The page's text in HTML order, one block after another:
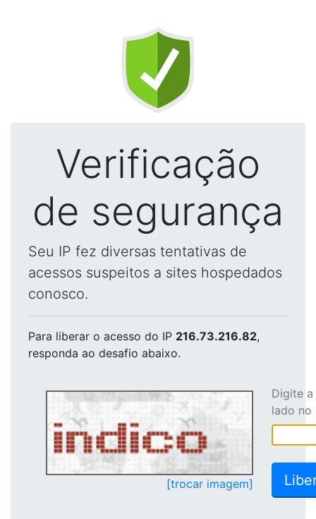
Verificação
de segurança
Seu IP fez diversas tentativas de
acessos suspeitos a sites hospedados
conosco.
Para liberar o acesso do IP 216.73.216.82,
responda ao desafio abaixo.
[trocar imagem]
Digite
lado no